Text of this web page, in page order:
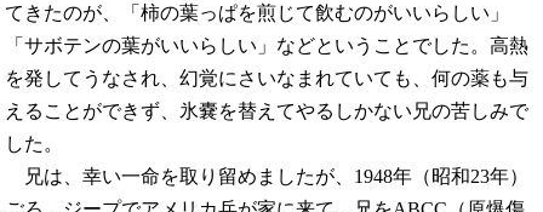
てきたのが、「柿の葉っぱを煎じて飲むのがいいらしい」
「サボテンの葉がいいらしい」などということでした。高熱
を発してうなされ、幻覚にさいなまれていても、何の薬も与
えることができず、氷嚢を替えてやるしかない兄の苦しみで
した。
兄は、幸い一命を取り留めましたが、1948年（昭和23年）